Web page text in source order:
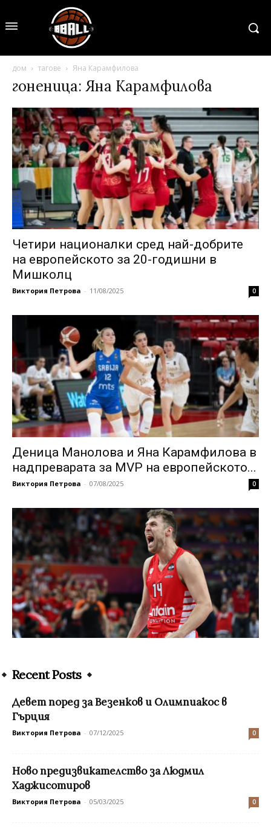
дом тагове Яна Карамфилова
гоненица: Яна Карамфилова
Четири националки сред най-добрите
на европейското за 20-годишни в
Мишколц
Виктория Петрова - 11/08/2025 0
Деница Манолова и Яна Карамфилова в
надпреварата за MVP на европейското...
Виктория Петрова - 07/08/2025 0
Recent Posts
Девет поред за Везенков и Олимпиакос в
Гърция
Виктория Петрова - 07/12/2025 0
Ново предизвикателство за Людмил
Хаджисотиров
Виктория Петрова - 05/03/2025 0